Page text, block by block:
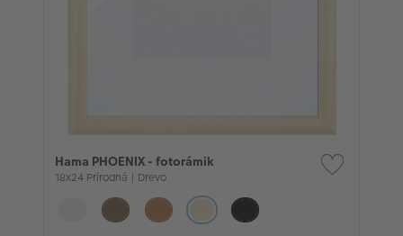
Hama PHOENIX - fotorámik
18x24 Prírodná | Drevo